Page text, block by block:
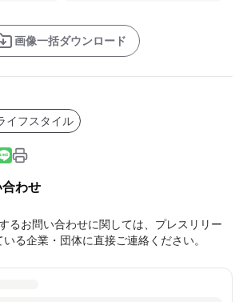
画像一括ダウンロード
イフスタイル
わせ
るお問い合わせに関しては、プレスリリー
る企業・団体に直接ご連絡ください。